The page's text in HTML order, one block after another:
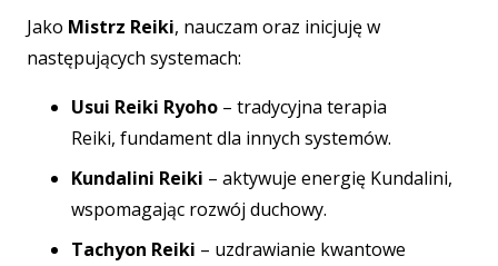
Jako Mistrz Reiki, nauczam oraz inicjuję w
następujących systemach:
Usui Reiki Ryoho – tradycyjna terapia
Reiki, fundament dla innych systemów.
Kundalini Reiki – aktywuje energię Kundalini,
wspomagając rozwój duchowy.
Tachyon Reiki – uzdrawianie kwantowe